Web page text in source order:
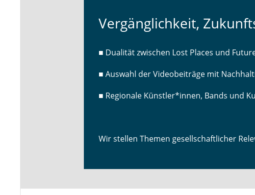
Vergänglichkeit,
■ Dualität zwischen Lost Places und
■ Auswahl der Videobeiträge mit
■ Regionale Künstler*innen, Bands und
Wir stellen Themen gesellschaftlicher